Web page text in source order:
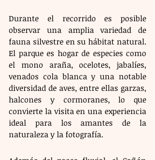
Durante el recorrido es posible
observar una amplia variedad de
fauna silvestre en su hábitat natural.
El parque es hogar de especies como
el mono araña, ocelotes, jabalíes,
venados cola blanca y una notable
diversidad de aves, entre ellas garzas,
halcones y cormoranes, lo que
convierte la visita en una experiencia
ideal para los amantes de la
naturaleza y la fotografía.